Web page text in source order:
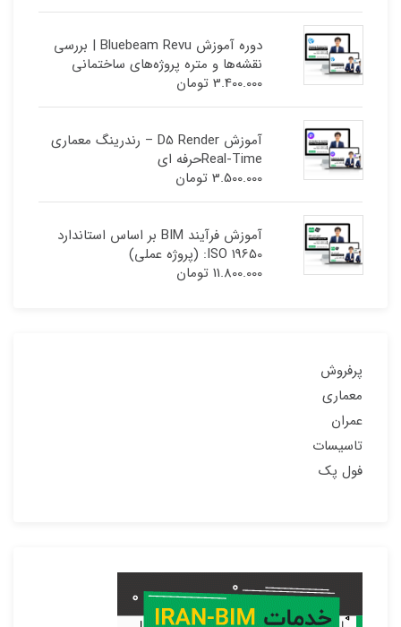
دوره آموزش Bluebeam Revu | بررسی
نقشه‌ها و متره پروژه‌های ساختمانی
3.400.000 تومان
آموزش D5 Render – رندرینگ معماری
Real-Timeحرفه ای
3.500.000 تومان
آموزش فرآیند BIM بر اساس استاندارد
ISO 19650: (پروژه عملی)
11.800.000 تومان
پرفروش
معماری
عمران
تاسیسات
فول پک